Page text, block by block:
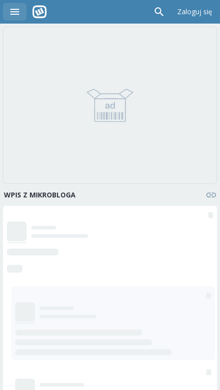
Zaloguj się
WPIS Z MIKROBLOGA